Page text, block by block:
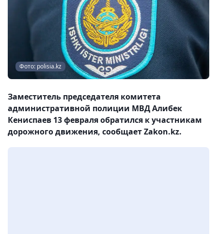
Фото: polisia.kz
Заместитель председателя комитета
административной полиции МВД Алибек
Кениспаев 13 февраля обратился к участникам
дорожного движения, сообщает Zakon.kz.